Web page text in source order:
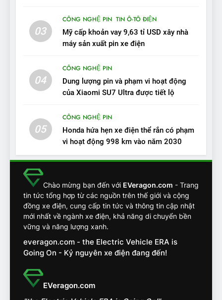
Người dùng nhận xét về
VinFast VF7: Độ hoàn thiện
đồng
12
VinFast VF7 – Mẫu xe cá
ĐÁNH GIÁ XE
Chuyên gia tiết lộ bài test
đối về an toàn trên VinFast
VF8
ĐÁNH GIÁ XE
14
VinFast VF7 đang bỏ xa
như thế nào?
ĐÁNH GIÁ XE
15
03
CÔNG NGHỆ PIN TIN Ô-TÔ ĐIỆN
Mỹ cấp khoản vay 9,63 tỉ USD xây nhà
máy sản xuất pin xe điện
04
CÔNG NGHỆ PIN
Dung lượng pin và phạm vi hoạt động
của Xiaomi SU7 Ultra được tiết lộ
05
CÔNG NGHỆ PIN
Honda hứa hẹn xe điện thể rắn có phạm
vi hoạt động 998 km vào năm 2030
Chào mừng bạn đến với EVeragon.com - Trang
tin tức tổng hợp từ các nguồn trên thế giới và cộng
đồng xe điện, cung cấp tin tức và thông tin cập nhật
mới nhất về ngành xe điện, khả năng di chuyển bền
vững và năng lượng xanh.
everagon.com - the Electric Vehicle ERA is
Going On - Kỷ nguyên xe điện đang đến!
EVeragon.com